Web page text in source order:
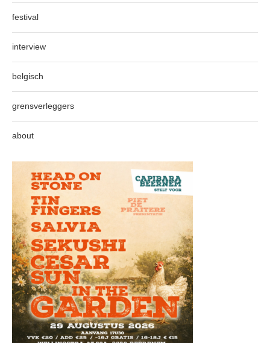
festival
interview
belgisch
grensverleggers
about